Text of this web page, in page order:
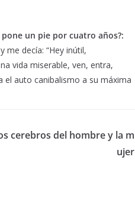
un pie por cuatro años?:
me decía: “Hey inútil,
vida miserable, ven, entra,
el auto canibalismo a su máxima
cerebros del hombre y la m
ujer